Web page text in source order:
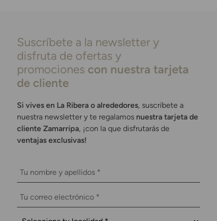
Suscríbete a la newsletter y
disfruta de ofertas y
promociones con nuestra tarjeta
de cliente
Si vives en La Ribera o alrededores, suscríbete a
nuestra newsletter y te regalamos nuestra tarjeta de
cliente Zamarripa, ¡con la que disfrutarás de
ventajas exclusivas!